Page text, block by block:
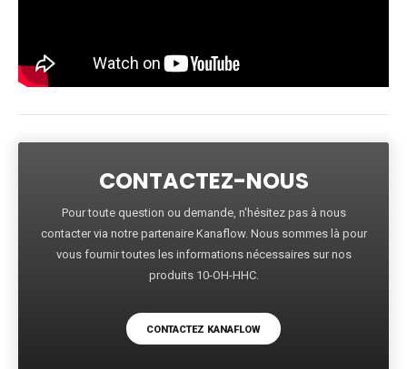
CONTACTEZ-NOUS
Pour toute question ou demande, n'hésitez pas à nous
contacter via notre partenaire Kanaflow. Nous sommes là pour
vous fournir toutes les informations nécessaires sur nos
produits 10-OH-HHC.
CONTACTEZ KANAFLOW